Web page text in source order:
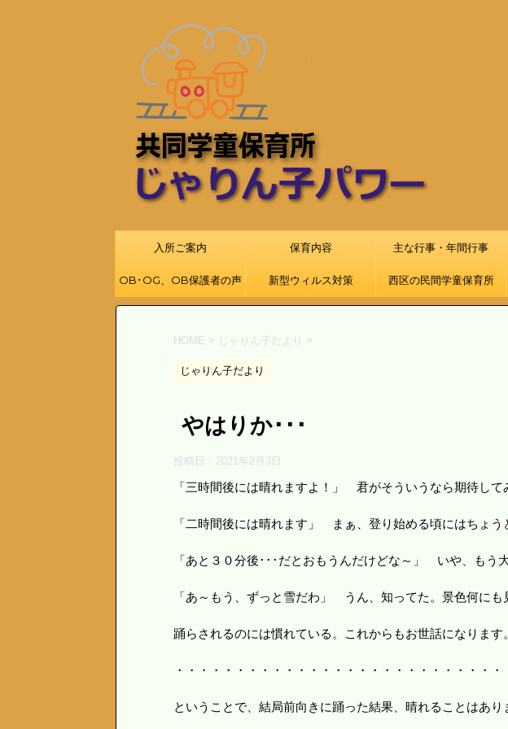
入所ご案内 保育内容 主な行事・年間行事
OB･OG、OB保護者の声 新型ウィルス対策 西区の民間学童保育所
HOME > じゃりん子だより >
じゃりん子だより
やはりか･･･
投稿日： 2021年2月3日
「三時間後には晴れますよ！」 君がそういうなら期待して
「二時間後には晴れます」 まぁ、登り始める頃にはちょう
「あと３０分後･･･だとおもうんだけどな～」 いや、もう
「あ～もう、ずっと雪だわ」 うん、知ってた。景色何にも
踊らされるのには慣れている。これからもお世話になります
・・・・・・・・・・・・・・・・
ということで、結局前向きに踊った結果、晴れることはあ